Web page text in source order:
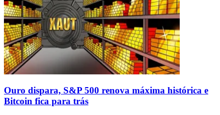
Ouro dispara, S&P 500 renova máxima histórica e
Bitcoin fica para trás